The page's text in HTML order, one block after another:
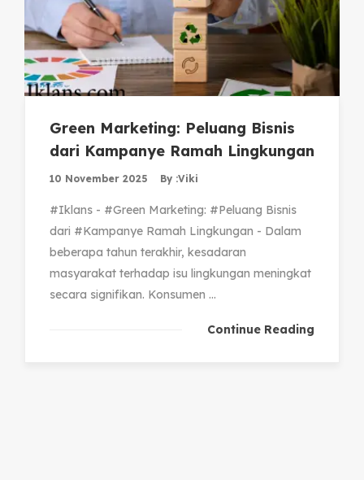
Green Marketing: Peluang Bisnis
dari Kampanye Ramah Lingkungan
10 November 2025 By :Viki
#Iklans - #Green Marketing: #Peluang Bisnis
dari #Kampanye Ramah Lingkungan - Dalam
beberapa tahun terakhir, kesadaran
masyarakat terhadap isu lingkungan meningkat
secara signifikan. Konsumen ...
Continue Reading